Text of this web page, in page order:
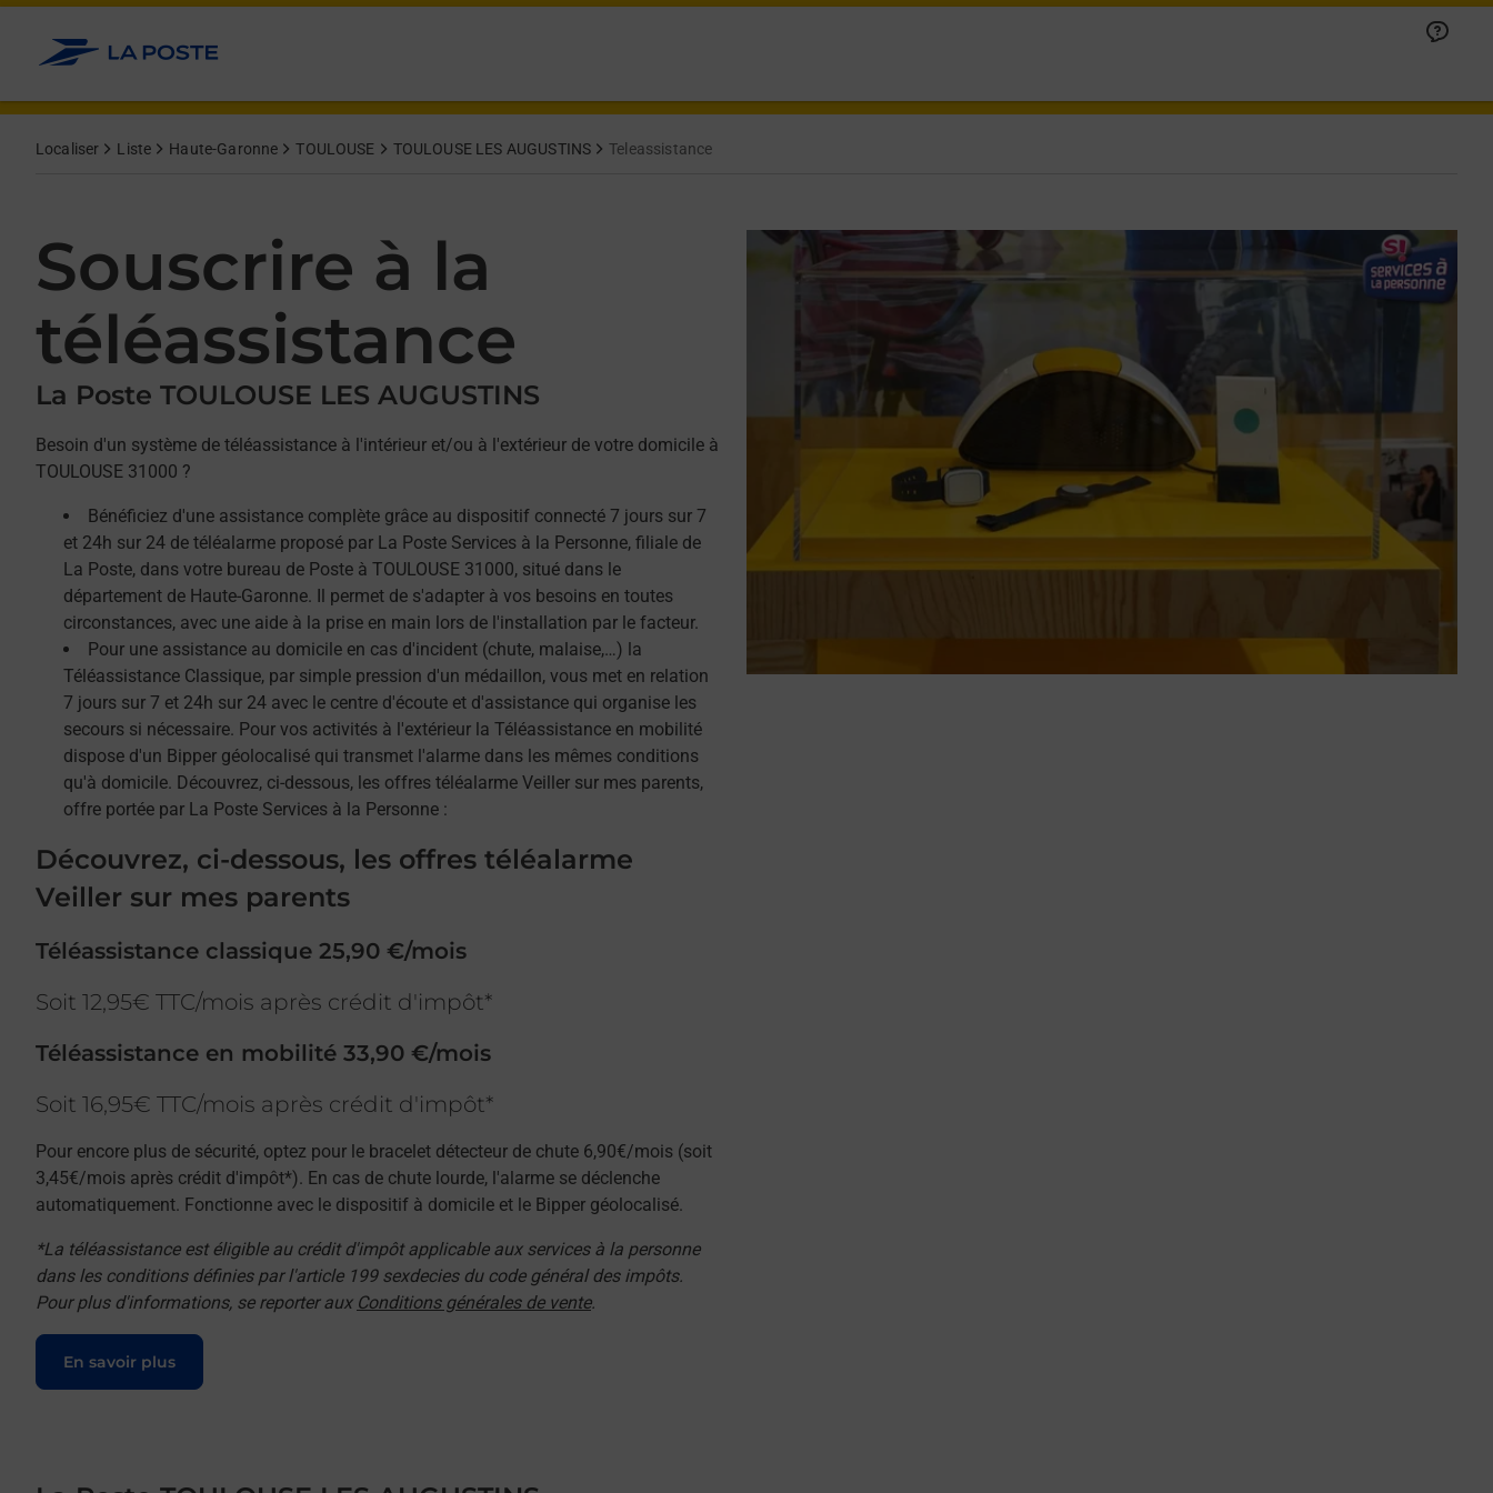
Allez au contenu
Localiser Liste Haute-Garonne TOULOUSE TOULOUSE LES AUGUSTINS Teleassistance
Souscrire à la
téléassistance
La Poste TOULOUSE LES AUGUSTINS
Besoin d'un système de téléassistance à l'intérieur et/ou à l'extérieur de votre domicile à
TOULOUSE 31000 ?
Bénéficiez d'une assistance complète grâce au dispositif connecté 7 jours sur 7
et 24h sur 24 de téléalarme proposé par La Poste Services à la Personne, filiale de
La Poste, dans votre bureau de Poste à TOULOUSE 31000, situé dans le
département de Haute-Garonne. Il permet de s'adapter à vos besoins en toutes
circonstances, avec une aide à la prise en main lors de l'installation par le facteur.
Pour une assistance au domicile en cas d'incident (chute, malaise,…) la
Téléassistance Classique, par simple pression d'un médaillon, vous met en relation
7 jours sur 7 et 24h sur 24 avec le centre d'écoute et d'assistance qui organise les
secours si nécessaire. Pour vos activités à l'extérieur la Téléassistance en mobilité
dispose d'un Bipper géolocalisé qui transmet l'alarme dans les mêmes conditions
qu'à domicile. Découvrez, ci-dessous, les offres téléalarme Veiller sur mes parents,
offre portée par La Poste Services à la Personne :
Découvrez, ci-dessous, les offres téléalarme
Veiller sur mes parents
Téléassistance classique 25,90 €/mois
Soit 12,95€ TTC/mois après crédit d'impôt*
Téléassistance en mobilité 33,90 €/mois
Soit 16,95€ TTC/mois après crédit d'impôt*
Pour encore plus de sécurité, optez pour le bracelet détecteur de chute 6,90€/mois (soit
3,45€/mois après crédit d'impôt*). En cas de chute lourde, l'alarme se déclenche
automatiquement. Fonctionne avec le dispositif à domicile et le Bipper géolocalisé.
*La téléassistance est éligible au crédit d'impôt applicable aux services à la personne
dans les conditions définies par l'article 199 sexdecies du code général des impôts.
Pour plus d'informations, se reporter aux Conditions générales de vente.
En savoir plus
Le lien s'ouvre dans un nouvel onglet
Afficher ou masquer la réponse
Afficher ou masquer la réponse
Afficher ou masquer la réponse